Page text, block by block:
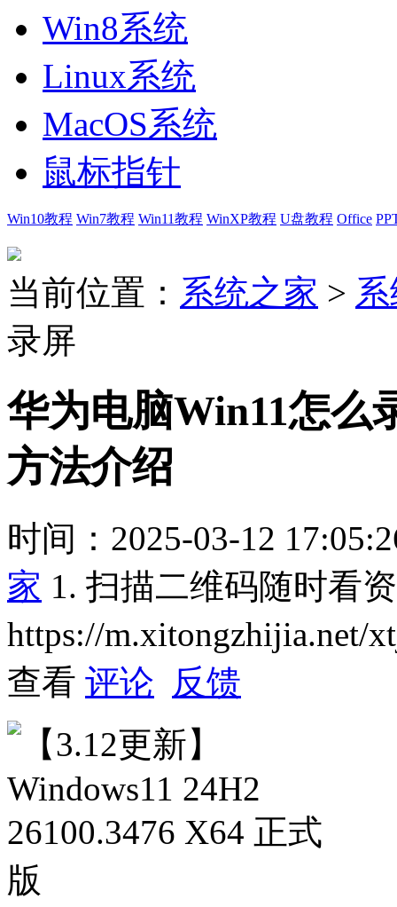
Win8系统
Linux系统
MacOS系统
鼠标指针
Win10教程 Win7教程 Win11教程 WinXP教程 U盘教程 Office
当前位置： 系统之家 >
录屏
华为电脑Win11怎么
方法介绍
时间：2025-03-12
家 1. 扫描二维码随时看
https://m.xitongzhijia.net/
查看 评论 反馈